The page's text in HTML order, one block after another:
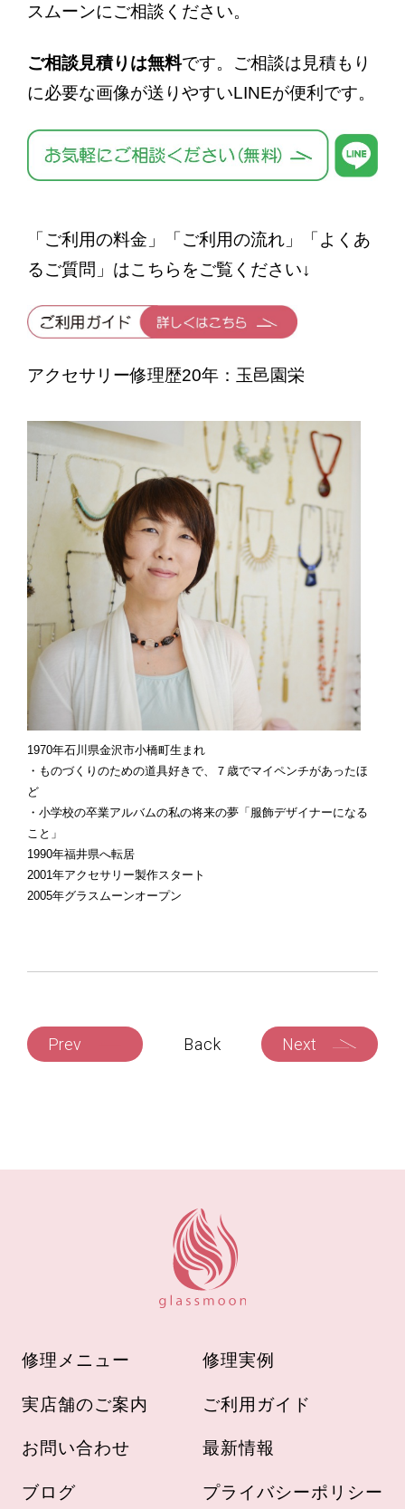
スムーンにご相談ください。
ご相談見積りは無料です。ご相談は見積もり
に必要な画像が送りやすいLINEが便利です。
「ご利用の料金」「ご利用の流れ」「よくあ
るご質問」はこちらをご覧ください↓
アクセサリー修理歴20年：玉邑園栄
1970年石川県金沢市小橋町生まれ
・ものづくりのための道具好きで、７歳でマイペンチがあったほ
ど
・小学校の卒業アルバムの私の将来の夢「服飾デザイナーになる
こと」
1990年福井県へ転居
2001年アクセサリー製作スタート
2005年グラスムーンオープン
Prev Back Next
修理メニュー 修理実例
実店舗のご案内 ご利用ガイド
お問い合わせ 最新情報
ブログ プライバシーポリシー